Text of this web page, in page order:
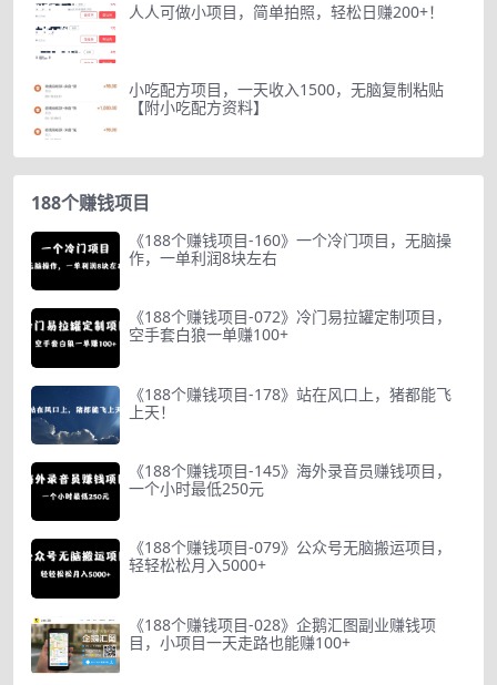
人人可做小项目，简单拍照，轻松日赚200+！
小吃配方项目，一天收入1500，无脑复制粘贴
【附小吃配方资料】
188个赚钱项目
《188个赚钱项目-160》一个冷门项目，无脑操
作，一单利润8块左右
《188个赚钱项目-072》冷门易拉罐定制项目，
空手套白狼一单赚100+
《188个赚钱项目-178》站在风口上，猪都能飞
上天！
《188个赚钱项目-145》海外录音员赚钱项目，
一个小时最低250元
《188个赚钱项目-079》公众号无脑搬运项目，
轻轻松松月入5000+
《188个赚钱项目-028》企鹅汇图副业赚钱项
目，小项目一天走路也能赚100+